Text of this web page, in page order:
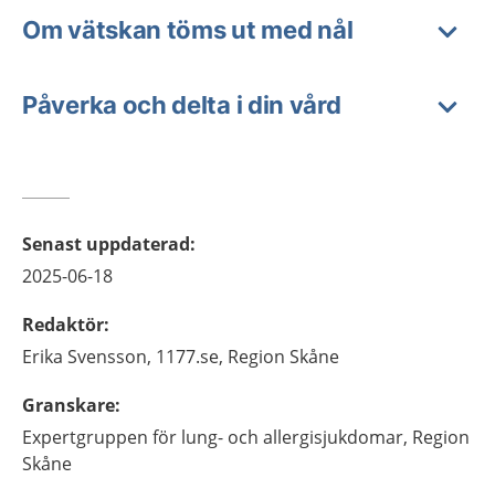
Om vätskan töms ut med nål
Påverka och delta i din vård
Senast uppdaterad:
2025-06-18
Redaktör:
Erika Svensson, 1177.se, Region Skåne
Granskare:
Expertgruppen för lung- och allergisjukdomar, Region
Skåne